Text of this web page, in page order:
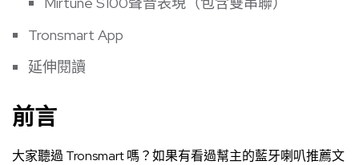
Tronsmart App
延伸閱讀
前言
大家聽過 Tronsmart 嗎？如果有看過幫主的藍牙喇叭推薦文